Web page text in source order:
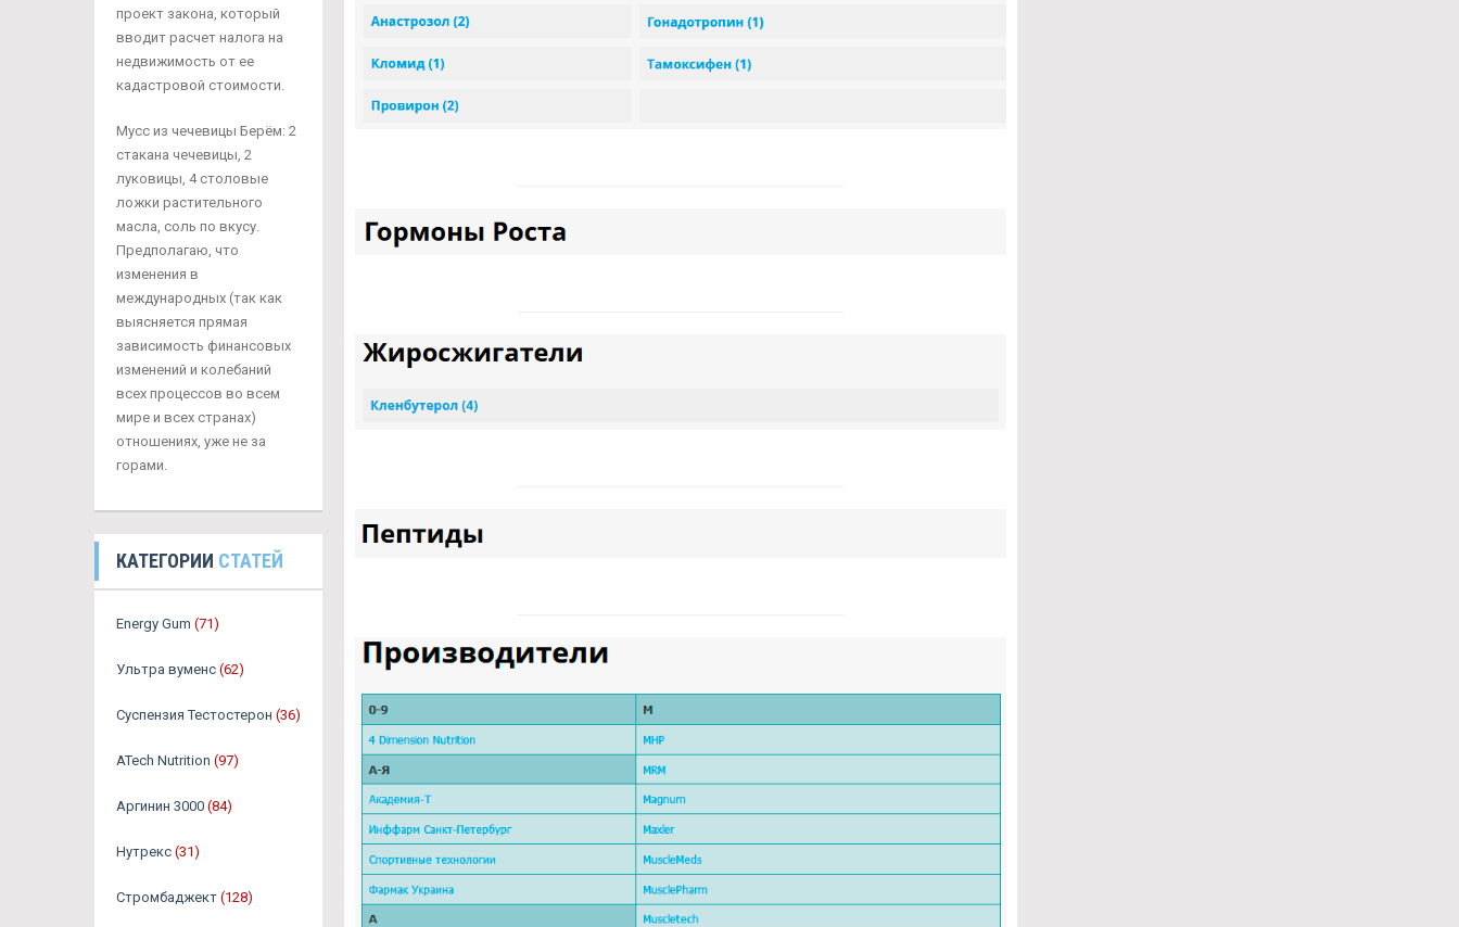
проект закона, который
вводит расчет налога на
недвижимость от ее
кадастровой стоимости.
Мусс из чечевицы Берём: 2
стакана чечевицы, 2
луковицы, 4 столовые
ложки растительного
масла, соль по вкусу.
Предполагаю, что
изменения в
международных (так как
выясняется прямая
зависимость финансовых
изменений и колебаний
всех процессов во всем
мире и всех странах)
отношениях, уже не за
горами.
КАТЕГОРИИ СТАТЕЙ
Energy Gum (71)
Ультра вуменс (62)
Суспензия Тестостерон (36)
ATech Nutrition (97)
Аргинин 3000 (84)
Нутрекс (31)
Стромбаджект (128)